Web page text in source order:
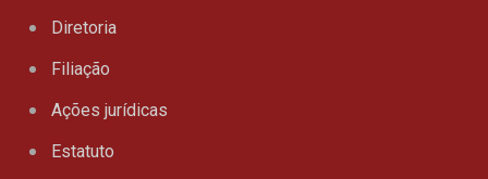
Diretoria
Filiação
Ações jurídicas
Estatuto